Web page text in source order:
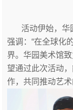
活动伊始，华
强调：“在全球化
界。华园美术馆
望通过此次活动
作，共同推动艺